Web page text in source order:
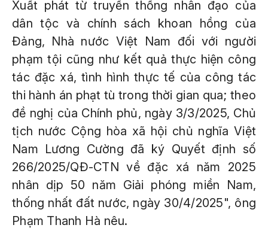
Xuất phát từ truyền thống nhân đạo của
dân tộc và chính sách khoan hồng của
Đảng, Nhà nước Việt Nam đối với người
phạm tội cũng như kết quả thực hiện công
tác đặc xá, tình hình thực tế của công tác
thi hành án phạt tù trong thời gian qua; theo
đề nghị của Chính phủ, ngày 3/3/2025, Chủ
tịch nước Cộng hòa xã hội chủ nghĩa Việt
Nam Lương Cường đã ký Quyết định số
266/2025/QĐ-CTN về đặc xá năm 2025
nhân dịp 50 năm Giải phóng miền Nam,
thống nhất đất nước, ngày 30/4/2025", ông
Phạm Thanh Hà nêu.